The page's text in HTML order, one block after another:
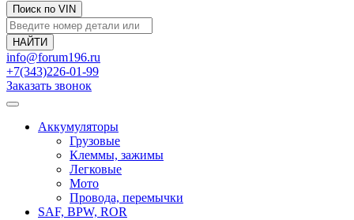
Поиск по VIN
info@forum196.ru
+7(343)226-01-99
Заказать звонок
Аккумуляторы
Грузовые
Клеммы, зажимы
Легковые
Мото
Провода, перемычки
SAF, BPW, ROR